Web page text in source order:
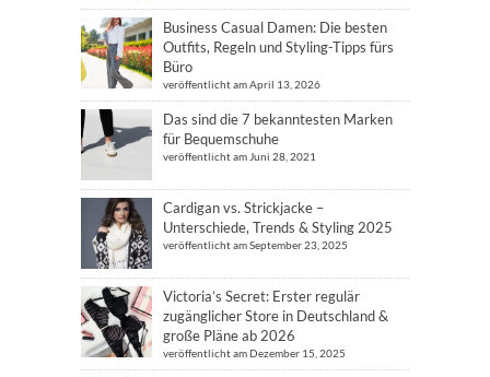
Business Casual Damen: Die besten
Outfits, Regeln und Styling-Tipps fürs
Büro
veröffentlicht am April 13, 2026
Das sind die 7 bekanntesten Marken
für Bequemschuhe
veröffentlicht am Juni 28, 2021
Cardigan vs. Strickjacke –
Unterschiede, Trends & Styling 2025
veröffentlicht am September 23, 2025
Victoria’s Secret: Erster regulär
zugänglicher Store in Deutschland &
große Pläne ab 2026
veröffentlicht am Dezember 15, 2025